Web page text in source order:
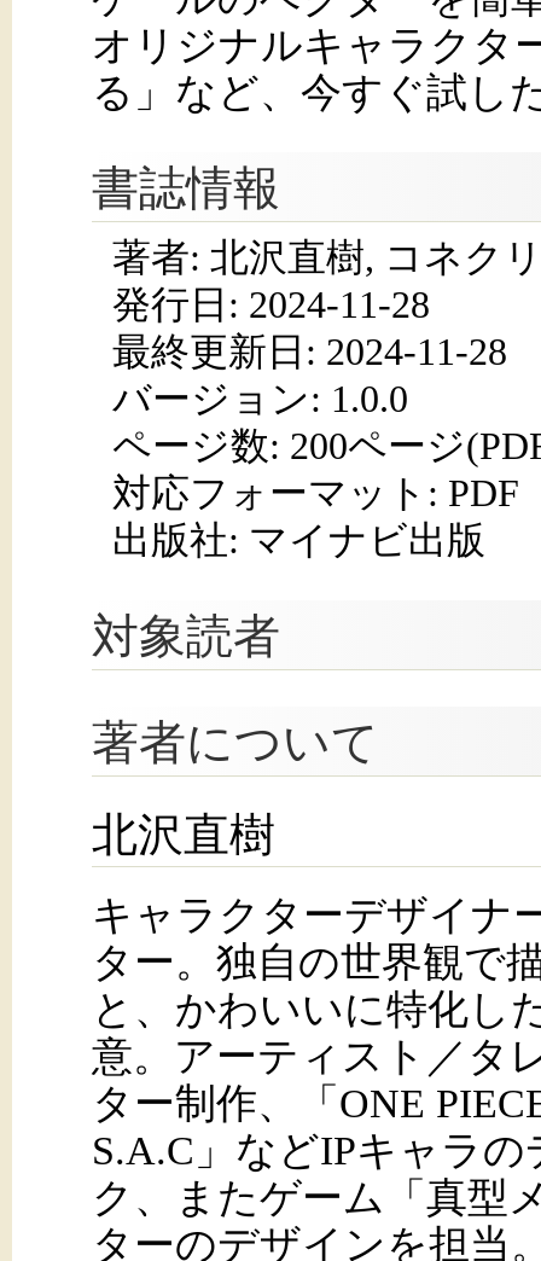
オリジナルキャラクタ
る」など、今すぐ試し
書誌情報
著者: 北沢直樹, コネク
発行日: 2024-11-28
最終更新日: 2024-11-28
バージョン: 1.0.0
ページ数: 200ページ
対応フォーマット: PDF
出版社: マイナビ出版
対象読者
著者について
北沢直樹
キャラクターデザイナ
ター。独自の世界観で
と、かわいいに特化し
意。アーティスト／タ
ター制作、「ONE
S.A.C」などIPキャラ
ク、またゲーム「真型
ターのデザインを担当